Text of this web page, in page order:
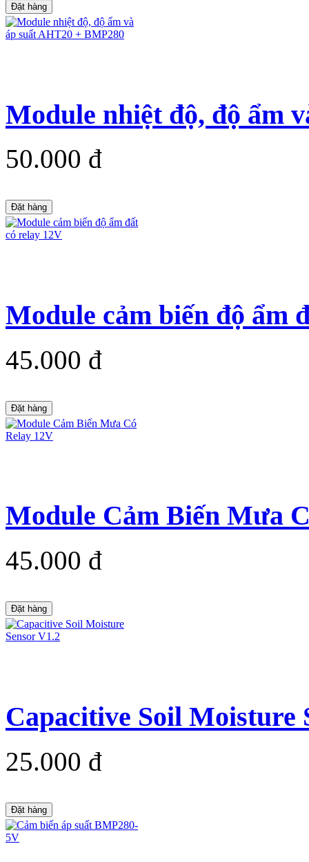
Đặt hàng
Module nhiệt độ, độ ẩm
50.000 đ
Đặt hàng
Module cảm biến độ ẩm
45.000 đ
Đặt hàng
Module Cảm Biến Mưa
45.000 đ
Đặt hàng
Capacitive Soil Moisture
25.000 đ
Đặt hàng